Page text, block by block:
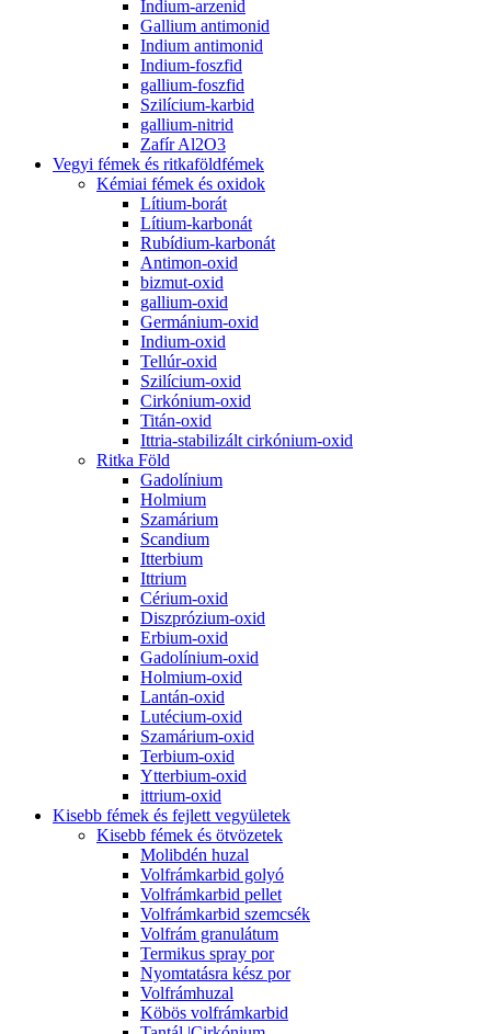
Indium-arzenid
Gallium antimonid
Indium antimonid
Indium-foszfid
gallium-foszfid
Szilícium-karbid
gallium-nitrid
Zafír Al2O3
Vegyi fémek és ritkaföldfémek
Kémiai fémek és oxidok
Lítium-borát
Lítium-karbonát
Rubídium-karbonát
Antimon-oxid
bizmut-oxid
gallium-oxid
Germánium-oxid
Indium-oxid
Tellúr-oxid
Szilícium-oxid
Cirkónium-oxid
Titán-oxid
Ittria-stabilizált cirkónium-oxid
Ritka Föld
Gadolínium
Holmium
Szamárium
Scandium
Itterbium
Ittrium
Cérium-oxid
Diszprózium-oxid
Erbium-oxid
Gadolínium-oxid
Holmium-oxid
Lantán-oxid
Lutécium-oxid
Szamárium-oxid
Terbium-oxid
Ytterbium-oxid
ittrium-oxid
Kisebb fémek és fejlett vegyületek
Kisebb fémek és ötvözetek
Molibdén huzal
Volfrámkarbid golyó
Volfrámkarbid pellet
Volfrámkarbid szemcsék
Volfrám granulátum
Termikus spray por
Nyomtatásra kész por
Volfrámhuzal
Köbös volfrámkarbid